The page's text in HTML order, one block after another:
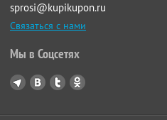
sprosi@kupikupon.ru
Связаться с нами
Мы в Соцсетях